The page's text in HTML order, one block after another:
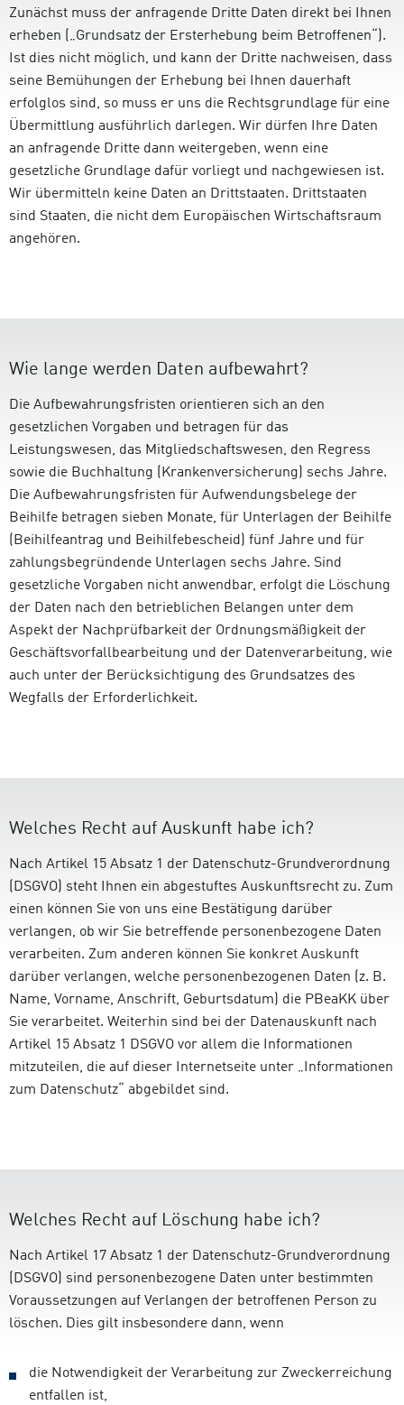
Zunächst muss der anfragende Dritte Daten direkt bei Ihnen
erheben („Grundsatz der Ersterhebung beim Betroffenen“).
Ist dies nicht möglich, und kann der Dritte nachweisen, dass
seine Bemühungen der Erhebung bei Ihnen dauerhaft
erfolglos sind, so muss er uns die Rechtsgrundlage für eine
Übermittlung ausführlich darlegen. Wir dürfen Ihre Daten
an anfragende Dritte dann weitergeben, wenn eine
gesetzliche Grundlage dafür vorliegt und nachgewiesen ist.
Wir übermitteln keine Daten an Drittstaaten. Drittstaaten
sind Staaten, die nicht dem Europäischen Wirtschaftsraum
angehören.
Wie lange werden Daten aufbewahrt?
Die Aufbewahrungsfristen orientieren sich an den
gesetzlichen Vorgaben und betragen für das
Leistungswesen, das Mitgliedschaftswesen, den Regress
sowie die Buchhaltung (Krankenversicherung) sechs Jahre.
Die Aufbewahrungsfristen für Aufwendungsbelege der
Beihilfe betragen sieben Monate, für Unterlagen der Beihilfe
(Beihilfeantrag und Beihilfebescheid) fünf Jahre und für
zahlungsbegründende Unterlagen sechs Jahre. Sind
gesetzliche Vorgaben nicht anwendbar, erfolgt die Löschung
der Daten nach den betrieblichen Belangen unter dem
Aspekt der Nachprüfbarkeit der Ordnungsmäßigkeit der
Geschäftsvorfallbearbeitung und der Datenverarbeitung, wie
auch unter der Berücksichtigung des Grundsatzes des
Wegfalls der Erforderlichkeit.
Welches Recht auf Auskunft habe ich?
Nach Artikel 15 Absatz 1 der Datenschutz-Grundverordnung
(DSGVO) steht Ihnen ein abgestuftes Auskunftsrecht zu. Zum
einen können Sie von uns eine Bestätigung darüber
verlangen, ob wir Sie betreffende personenbezogene Daten
verarbeiten. Zum anderen können Sie konkret Auskunft
darüber verlangen, welche personenbezogenen Daten (z. B.
Name, Vorname, Anschrift, Geburtsdatum) die PBeaKK über
Sie verarbeitet. Weiterhin sind bei der Datenauskunft nach
Artikel 15 Absatz 1 DSGVO vor allem die Informationen
mitzuteilen, die auf dieser Internetseite unter „Informationen
zum Datenschutz“ abgebildet sind.
Welches Recht auf Löschung habe ich?
Nach Artikel 17 Absatz 1 der Datenschutz-Grundverordnung
(DSGVO) sind personenbezogene Daten unter bestimmten
Voraussetzungen auf Verlangen der betroffenen Person zu
löschen. Dies gilt insbesondere dann, wenn
die Notwendigkeit der Verarbeitung zur Zweckerreichung
entfallen ist,